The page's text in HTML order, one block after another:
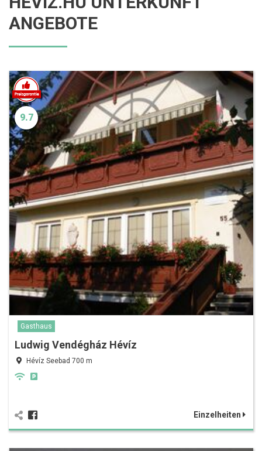
ANGEBOTE
9.7
Gasthaus
Ludwig Vendégház Hévíz
Hévíz Seebad 700 m
Einzelheiten